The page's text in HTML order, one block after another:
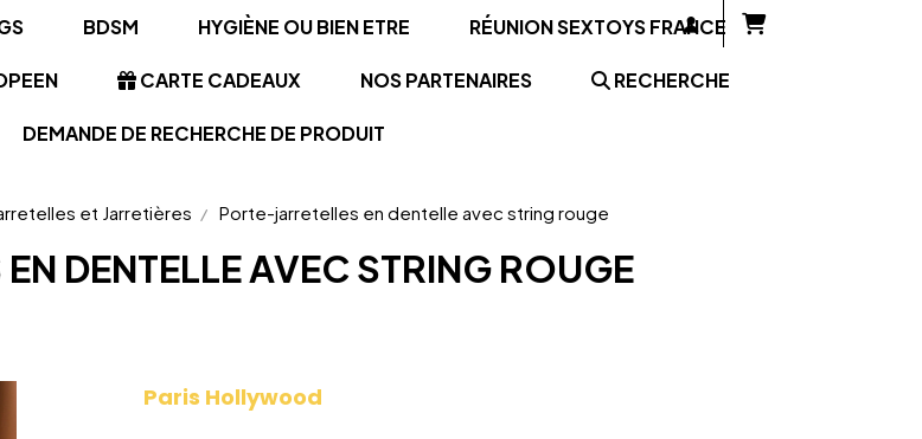
BDSM HYGIÈNE OU BIEN ETRE RÉUNION SEXTOYS FRANCE
CARTE CADEAUX NOS PARTENAIRES RECHERCHE
DEMANDE DE RECHERCHE DE PRODUIT
et Jarretières Porte-jarretelles en dentelle avec string rouge
DENTELLE AVEC STRING ROUGE
Paris Hollywood